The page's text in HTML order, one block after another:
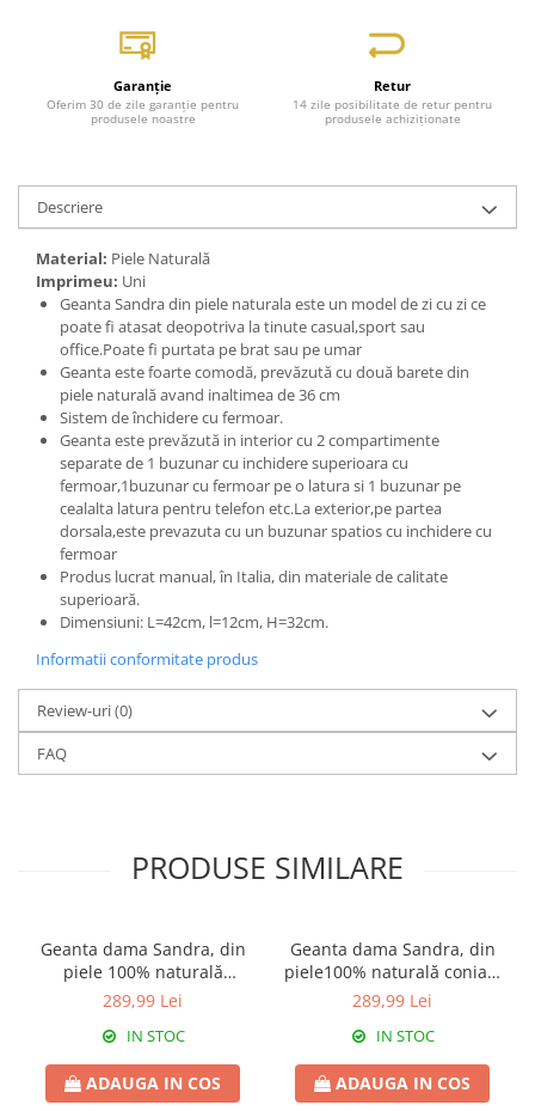
Garanție
Oferim 30 de zile garanție pentru
produsele noastre
Retur
14 zile posibilitate de retur pentru
produsele achiziționate
Descriere
Material: Piele Naturală
Imprimeu: Uni
Geanta Sandra din piele naturala este un model de zi cu zi ce
poate fi atasat deopotriva la tinute casual,sport sau
office.Poate fi purtata pe brat sau pe umar
Geanta este foarte comodă, prevăzută cu două barete din
piele naturală avand inaltimea de 36 cm
Sistem de închidere cu fermoar.
Geanta este prevăzută in interior cu 2 compartimente
separate de 1 buzunar cu inchidere superioara cu
fermoar,1buzunar cu fermoar pe o latura si 1 buzunar pe
cealalta latura pentru telefon etc.La exterior,pe partea
dorsala,este prevazuta cu un buzunar spatios cu inchidere cu
fermoar
Produs lucrat manual, în Italia, din materiale de calitate
superioară.
Dimensiuni: L=42cm, l=12cm, H=32cm.
Informatii conformitate produs
Review-uri(0)
FAQ
PRODUSE SIMILARE
Geanta dama Sandra, din
piele 100% naturală
bleumarin, 8174
289,99 Lei
IN STOC
ADAUGA IN COS
Geanta dama Sandra, din
piele100% naturală coniac,
8174
289,99 Lei
IN STOC
ADAUGA IN COS